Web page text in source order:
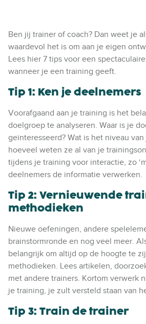
Ben jij trainer of coach? Dan weet je
waardevol het is om aan je eigen
Lees hier 7 tips voor een
wanneer je een training geeft.
Tip 1: Ken je deelnemers
Voorafgaand aan je training is het
doelgroep te analyseren. Waar is je
geïnteresseerd? Wat is het niveau
hoeveel weten ze al van je
tijdens je training voor interactie, zo
deelnemers de informatie verwerken.
Tip 2: Vernieuwende
methodieken
Nieuwe oefeningen, andere
brainstormronde en nog veel meer.
belangrijk om altijd op de hoogte te
methodieken. Lees artikelen,
met andere trainers. Kortom verwerk
je training, je zult versteld staan van
Tip 3: Train de trainer